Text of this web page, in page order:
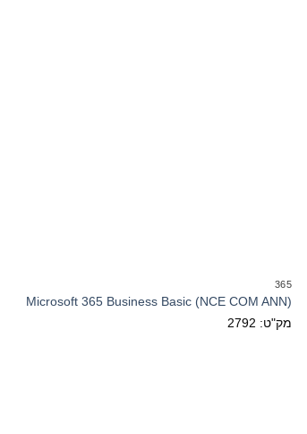
365
Microsoft 365 Business Basic (NCE COM ANN)
מק"ט: 2792